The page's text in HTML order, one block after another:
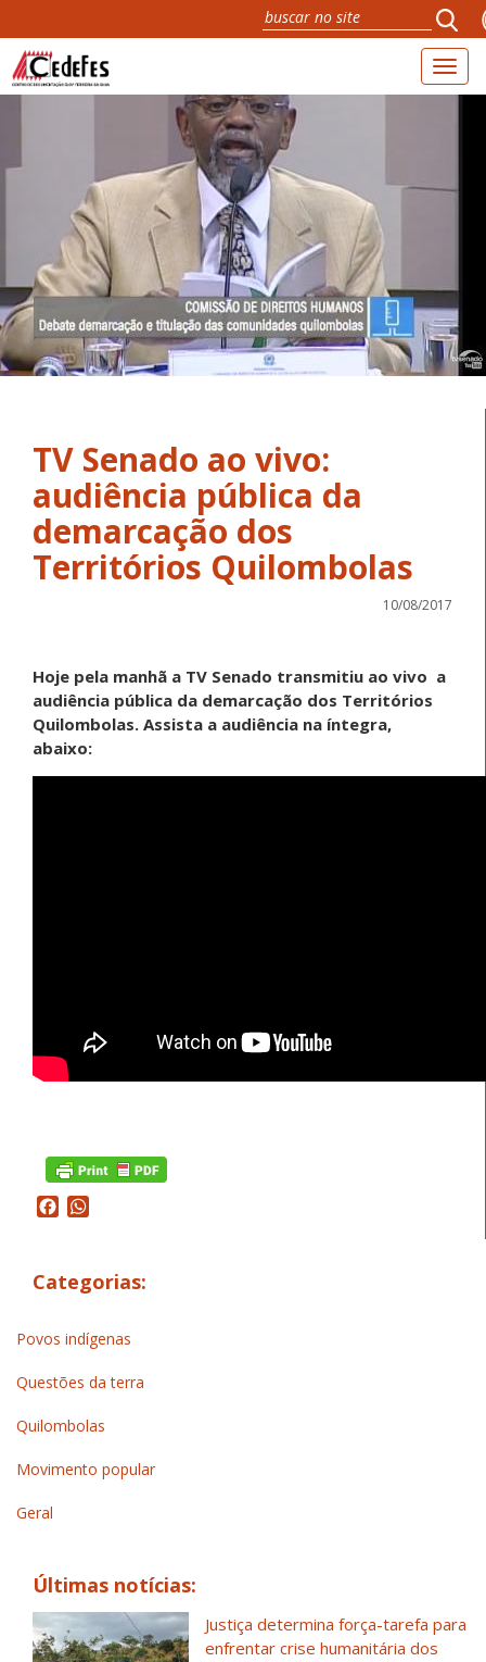
TV Senado ao vivo:
audiência pública da
demarcação dos
Territórios Quilombolas
10/08/2017
Hoje pela manhã a TV Senado transmitiu ao vivo a
audiência pública da demarcação dos Territórios
Quilombolas. Assista a audiência na íntegra,
abaixo:
Facebook
Categorias:
Povos indígenas
Questões da terra
Quilombolas
Movimento popular
Geral
Últimas notícias:
Justiça determina força-tarefa para
enfrentar crise humanitária dos